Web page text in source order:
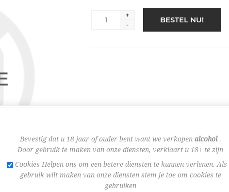
+
-
BESTEL NU!
Bevestig dat u 18 jaar of ouder bent want we verkopen alcohol.
Door gebruik te maken van onze diensten, verklaart u 18+ te zijn
Cookies Helpen ons om een betere diensten te kunnen verlenen. Als
gebruik wilt maken van onze diensten stem je toe om cookies te
gebruiken